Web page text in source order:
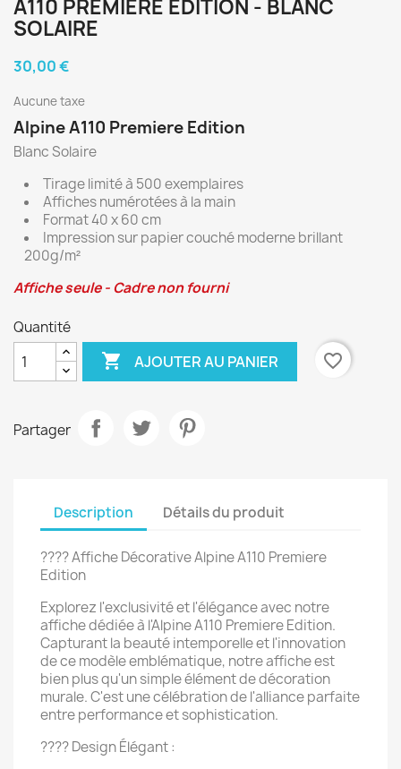
A110 PREMIERE EDITION - BLANC
SOLAIRE
30,00 €
Aucune taxe
Alpine A110 Premiere Edition
Blanc Solaire
Tirage limité à 500 exemplaires
Affiches numérotées à la main
Format 40 x 60 cm
Impression sur papier couché moderne brillant
200g/m²
Affiche seule - Cadre non fourni
Quantité
 AJOUTER AU PANIER favorite_border
Partager
Description Détails du produit
???? Affiche Décorative Alpine A110 Premiere
Edition
Explorez l'exclusivité et l'élégance avec notre
affiche dédiée à l'Alpine A110 Premiere Edition.
Capturant la beauté intemporelle et l'innovation
de ce modèle emblématique, notre affiche est
bien plus qu'un simple élément de décoration
murale. C'est une célébration de l'alliance parfaite
entre performance et sophistication.
???? Design Élégant :